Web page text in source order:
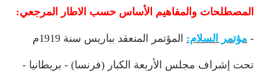
المصطلحات والمفاهيم الأساس حسب الاطار المرجعي:
- مؤتمر السلام: المؤتمر المنعقد بباريس سنة 1919م
تحت إشراف مجلس الأربعة الكبار (فرنسا) - بريطانيا -